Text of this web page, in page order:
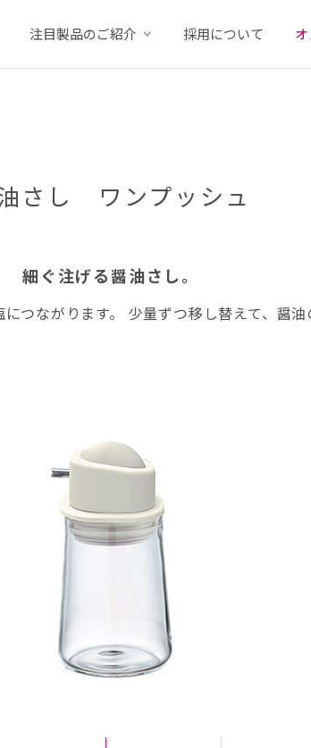
注目製品のご紹介 採用について
さし ワンプッシュ
細ぐ注げる醤油さし。
つながります。 少量ずつ移し替えて、醤